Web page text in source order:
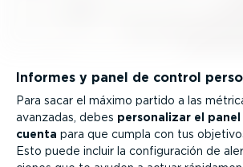
Informes y panel de control
Para sacar el máximo partido a las
avanzadas, debes perso­na­lizar el
cuenta para que cumpla con tus
Esto puede incluir la confi­gu­ración de